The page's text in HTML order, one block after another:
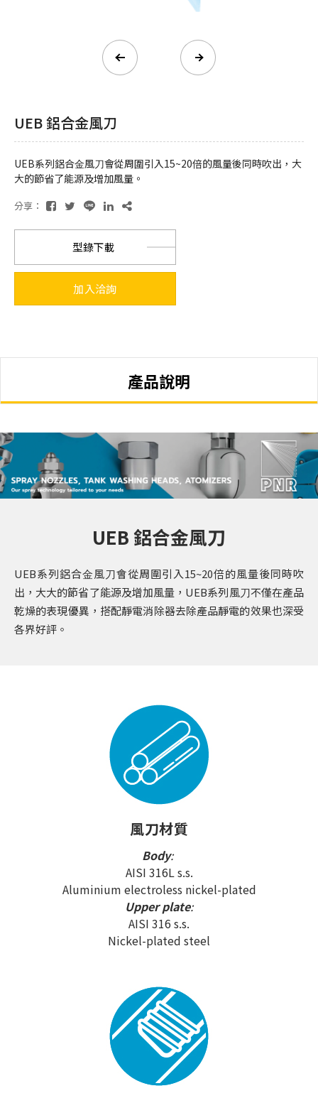
UEB 鋁合金風刀
UEB系列鋁合⾦風⼑會從周圍引入15~20倍的風量後同時吹出，⼤
⼤的節省了能源及增加風量。
分享：
型錄下載
加入洽詢
產品說明
UEB 鋁合金風刀
UEB系列鋁合⾦風⼑會從周圍引入15~20倍的風量後同時吹
出，⼤⼤的節省了能源及增加風量，UEB系列風⼑不僅在產品
乾燥的表現優異，搭配靜電消除器去除產品靜電的效果也深受
各界好評。
風刀材質
Body:
AISI 316L s.s.
Aluminium electroless nickel-plated
Upper plate:
AISI 316 s.s.
Nickel-plated steel